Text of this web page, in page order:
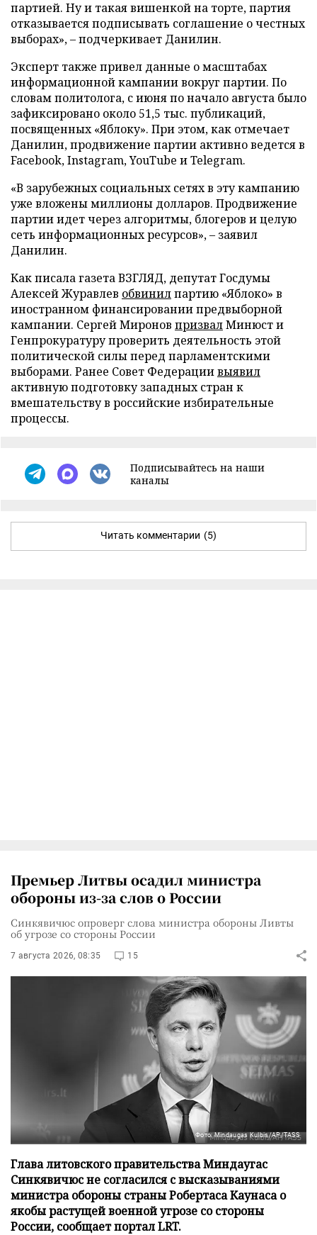
партией. Ну и такая вишенкой на торте, партия
отказывается подписывать соглашение о честных
выборах», – подчеркивает Данилин.
Эксперт также привел данные о масштабах
информационной кампании вокруг партии. По
словам политолога, с июня по начало августа было
зафиксировано около 51,5 тыс. публикаций,
посвященных «Яблоку». При этом, как отмечает
Данилин, продвижение партии активно ведется в
Facebook, Instagram, YouTube и Telegram.
«В зарубежных социальных сетях в эту кампанию
уже вложены миллионы долларов. Продвижение
партии идет через алгоритмы, блогеров и целую
сеть информационных ресурсов», – заявил
Данилин.
Как писала газета ВЗГЛЯД, депутат Госдумы
Алексей Журавлев обвинилпартию «Яблоко» в
иностранном финансировании предвыборной
кампании. Сергей Миронов призвалМинюст и
Генпрокуратуру проверить деятельность этой
политической силы перед парламентскими
выборами. Ранее Совет Федерациивыявил
активную подготовку западных стран к
вмешательству в российские избирательные
процессы.
Подписывайтесь на наши
каналы
Читать комментарии (5)
Премьер Литвы осадил министра
обороны из-за слов о России
Синкявичюс опроверг слова министра обороны Ливты
об угрозе со стороны России
7 августа 2026, 08:35 15
Фото: Mindaugas Kulbis/AP/TASS
Глава литовского правительства Миндаугас
Синкявичюс не согласился с высказываниями
министра обороны страны Робертаса Каунаса о
якобы растущей военной угрозе со стороны
России, сообщает портал LRT.